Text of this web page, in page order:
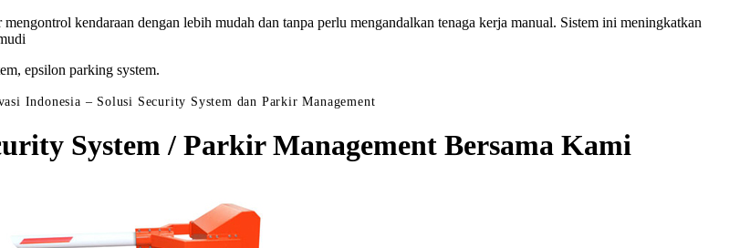
kendaraan dengan lebih mudah dan tanpa perlu mengandalkan tenaga kerja manual. Sistem ini meningkatkan
epsilon parking system.
Indonesia – Solusi Security System dan Parkir Management
System / Parkir Management Bersama Kami